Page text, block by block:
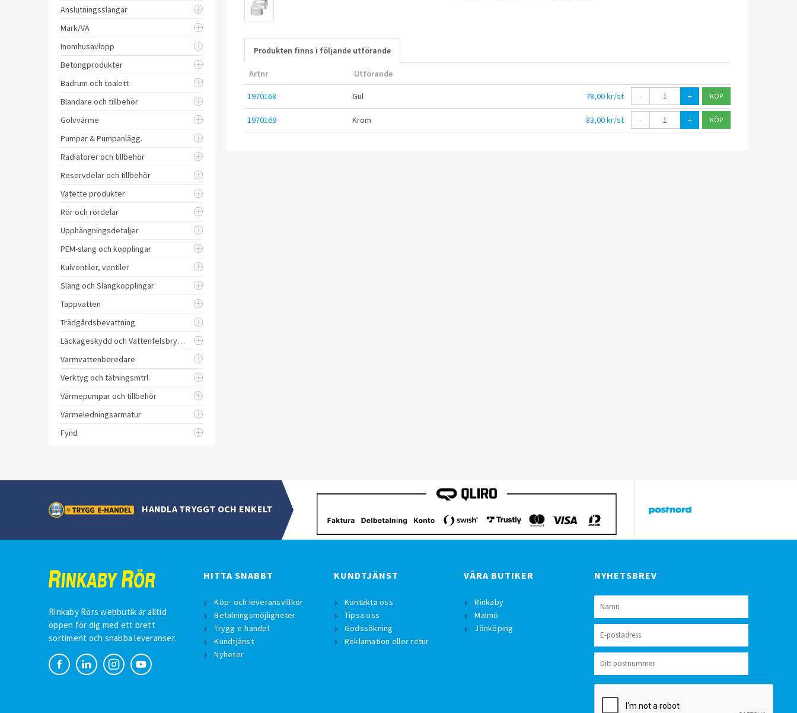
Anslutningsslangar
Mark/VA
Inomhusavlopp
Betongprodukter
Badrum och toalett
Blandare och tillbehör
Golvvärme
Pumpar & Pumpanlägg.
Radiatorer och tillbehör
Reservdelar och tillbehör
Vatette produkter
Rör och rördelar
Upphängningsdetaljer
PEM-slang och kopplingar
Kulventiler, ventiler
Slang och Slangkopplingar
Tappvatten
Trädgårdsbevattning
Läckageskydd och Vattenfelsbrytare
Varmvattenberedare
Verktyg och tätningsmtrl.
Värmepumpar och tillbehör
Värmeledningsarmatur
Fynd
Produkten finns i följande utförande
Artnr Utförande
1970168 Gul 78,00 kr/st - +
1970169 Krom 83,00 kr/st - +
HANDLA TRYGGT OCH ENKELT
Rinkaby Rörs webbutik är alltid
öppen för dig med ett brett
sortiment och snabba leveranser.
HITTA SNABBT
Köp- och leveransvillkor
Betalningsmöjligheter
Trygg e-handel
Kundtjänst
Nyheter
KUNDTJÄNST
Kontakta oss
Tipsa oss
Godssökning
Reklamation eller retur
VÅRA BUTIKER
Rinkaby
Malmö
Jönköping
NYHETSBREV